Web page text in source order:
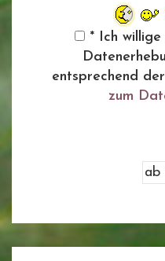
* Ich
entsprechend
zum